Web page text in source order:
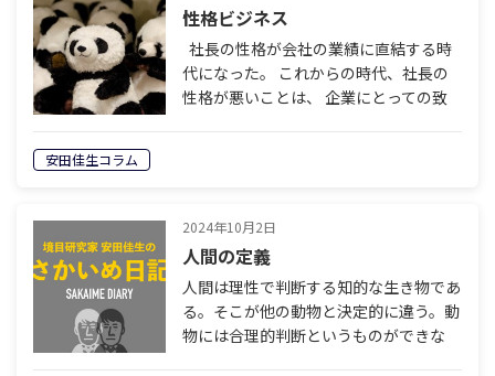
性格ビジネス
社長の性格が会社の業績に直結する時
代になった。 これからの時代、社長の
性格が悪いことは、 企業にとっての致
安田佳生コラム
2024年10月2日
人間の定義
人間は理性で判断する知的な生き物であ
る。そこが他の動物と決定的に違う。動
物には合理的判断というものができな